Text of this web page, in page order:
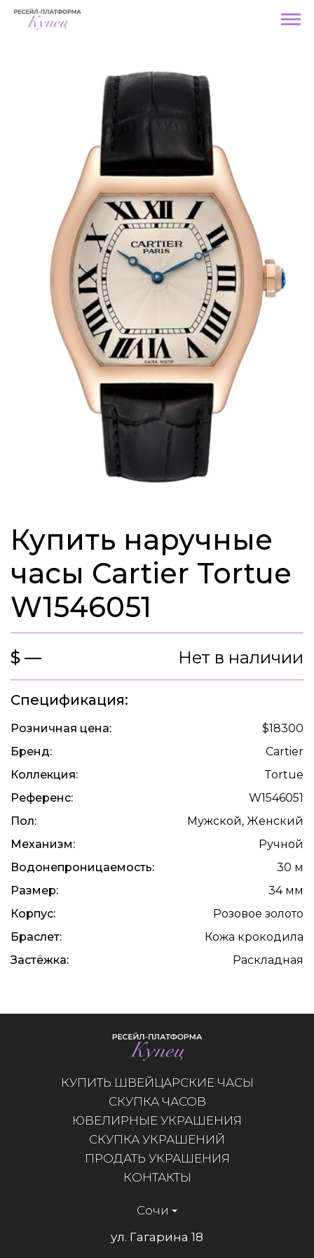
Купить наручные
часы Cartier Tortue
W1546051
$ — Нет в наличии
Спецификация:
Розничная цена:
$18300
Бренд:
Cartier
Коллекция:
Tortue
Референс:
W1546051
Пол:
Мужской, Женский
Механизм:
Ручной
Водонепроницаемость:
30 м
Размер:
34 мм
Корпус:
Розовое золото
Браслет:
Кожа крокодила
Застёжка:
Раскладная
КУПИТЬ ШВЕЙЦАРСКИЕ ЧАСЫ
СКУПКА ЧАСОВ
ЮВЕЛИРНЫЕ УКРАШЕНИЯ
СКУПКА УКРАШЕНИЙ
ПРОДАТЬ УКРАШЕНИЯ
КОНТАКТЫ
Сочи
ул. Гагарина 18